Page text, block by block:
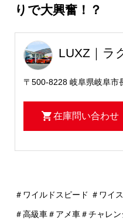
りで大興奮！？
LUXZ｜ラ
〒500-8228 岐阜県岐阜市
在庫問い合わせ
＃ワイルドスピード ＃ワイ
＃高級車＃アメ車＃チャレ